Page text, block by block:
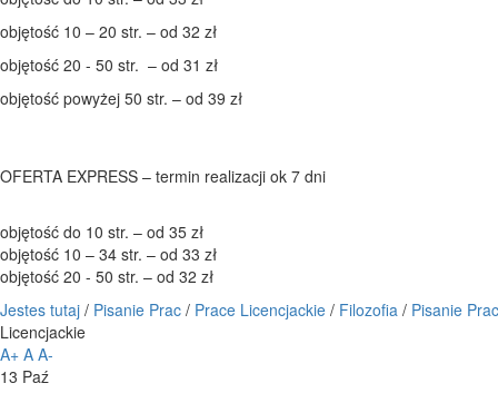
objętość 10 – 20 str. – od 32 zł
objętość 20 - 50 str. – od 31 zł
objętość powyżej 50 str. – od 39 zł
OFERTA EXPRESS – termin realizacji ok 7 dni
objętość do 10 str. – od 35 zł
objętość 10 – 34 str. – od 33 zł
objętość 20 - 50 str. – od 32 zł
Jestes tutaj / Pisanie Prac / Prace Licencjackie / Filozofia / Pisanie Prac
Licencjackie
A+ A A-
13 Paź